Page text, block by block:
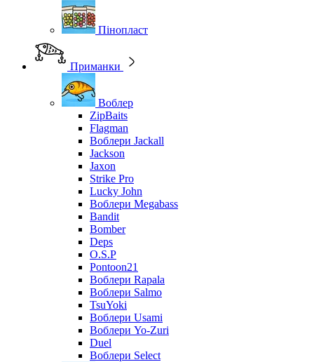
Пінопласт
Приманки
Воблер
ZipBaits
Flagman
Воблери Jackall
Jackson
Jaxon
Strike Pro
Lucky John
Воблери Megabass
Bandit
Bomber
Deps
O.S.P
Pontoon21
Воблери Rapala
Воблери Salmo
TsuYoki
Воблери Usami
Воблери Yo-Zuri
Duel
Воблери Select